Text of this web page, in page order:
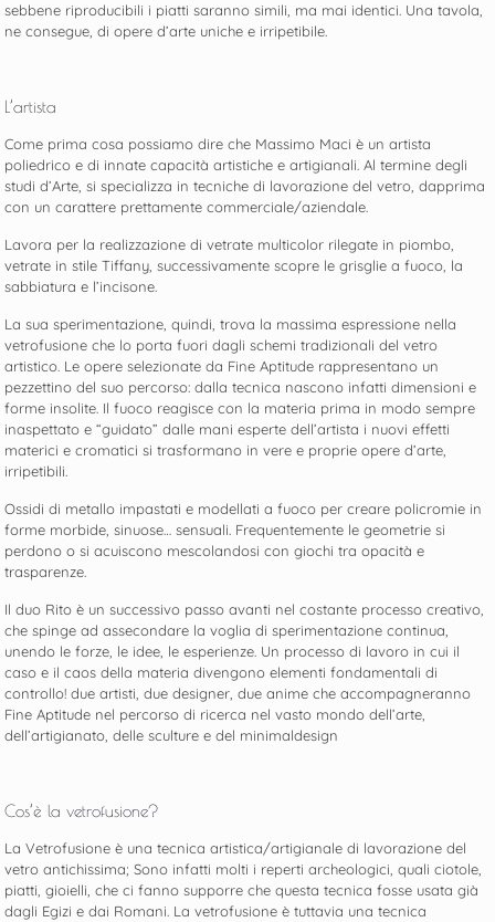
sebbene riproducibili i piatti saranno simili, ma mai identici. Una tavola,
ne consegue, di opere d’arte uniche e irripetibile.
L’artista
Come prima cosa possiamo dire che Massimo Maci è un artista
poliedrico e di innate capacità artistiche e artigianali. Al termine degli
studi d’Arte, si specializza in tecniche di lavorazione del vetro, dapprima
con un carattere prettamente commerciale/aziendale.
Lavora per la realizzazione di vetrate multicolor rilegate in piombo,
vetrate in stile Tiffany, successivamente scopre le grisglie a fuoco, la
sabbiatura e l’incisone.
La sua sperimentazione, quindi, trova la massima espressione nella
vetrofusione che lo porta fuori dagli schemi tradizionali del vetro
artistico. Le opere selezionate da Fine Aptitude rappresentano un
pezzettino del suo percorso: dalla tecnica nascono infatti dimensioni e
forme insolite. Il fuoco reagisce con la materia prima in modo sempre
inaspettato e “guidato” dalle mani esperte dell’artista i nuovi effetti
materici e cromatici si trasformano in vere e proprie opere d’arte,
irripetibili.
Ossidi di metallo impastati e modellati a fuoco per creare policromie in
forme morbide, sinuose… sensuali. Frequentemente le geometrie si
perdono o si acuiscono mescolandosi con giochi tra opacità e
trasparenze.
Il duo Rito è un successivo passo avanti nel costante processo creativo,
che spinge ad assecondare la voglia di sperimentazione continua,
unendo le forze, le idee, le esperienze. Un processo di lavoro in cui il
caso e il caos della materia divengono elementi fondamentali di
controllo! due artisti, due designer, due anime che accompagneranno
Fine Aptitude nel percorso di ricerca nel vasto mondo dell’arte,
dell’artigianato, delle sculture e del minimaldesign
Cos’è la vetrofusione?
La Vetrofusione è una tecnica artistica/artigianale di lavorazione del
vetro antichissima; Sono infatti molti i reperti archeologici, quali ciotole,
piatti, gioielli, che ci fanno supporre che questa tecnica fosse usata già
dagli Egizi e dai Romani. La vetrofusione è tuttavia una tecnica